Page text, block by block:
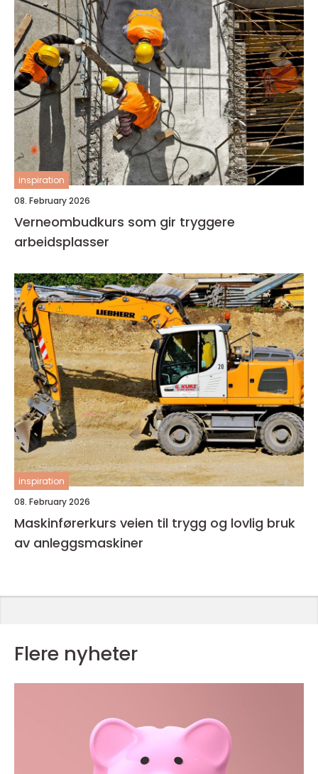
inspiration
08. February 2026
Verneombudkurs som gir tryggere
arbeidsplasser
inspiration
08. February 2026
Maskinførerkurs veien til trygg og lovlig bruk
av anleggsmaskiner
Flere nyheter